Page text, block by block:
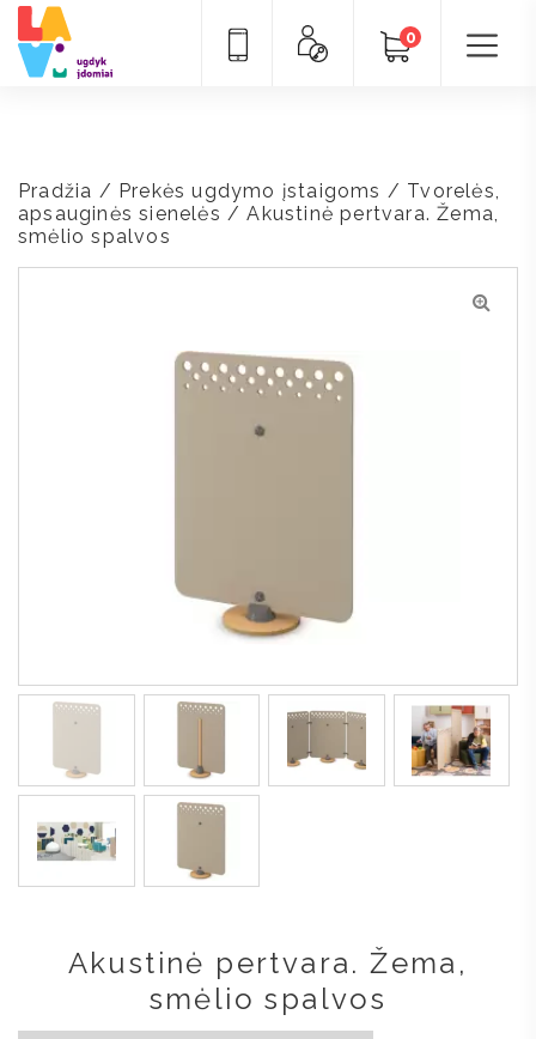
0
Pradžia / Prekės ugdymo įstaigoms / Tvorelės,
apsauginės sienelės / Akustinė pertvara. Žema,
smėlio spalvos
Akustinė pertvara. Žema,
smėlio spalvos